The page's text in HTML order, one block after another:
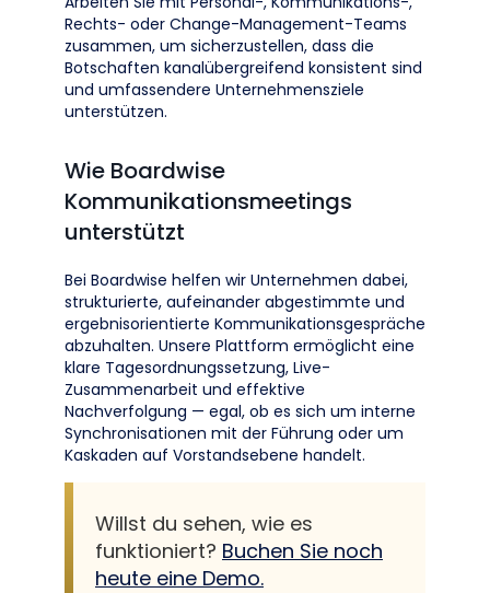
Rechts- oder Change-Management-Teams
zusammen, um sicherzustellen, dass die
Botschaften kanalübergreifend konsistent sind
und umfassendere Unternehmensziele
unterstützen.
Wie Boardwise
Kommunikationsmeetings
unterstützt
Bei Boardwise helfen wir Unternehmen dabei,
strukturierte, aufeinander abgestimmte und
ergebnisorientierte Kommunikationsgespräche
abzuhalten. Unsere Plattform ermöglicht eine
klare Tagesordnungssetzung, Live-
Zusammenarbeit und effektive
Nachverfolgung — egal, ob es sich um interne
Synchronisationen mit der Führung oder um
Kaskaden auf Vorstandsebene handelt.
Willst du sehen, wie es
funktioniert? Buchen Sie noch
heute eine Demo.